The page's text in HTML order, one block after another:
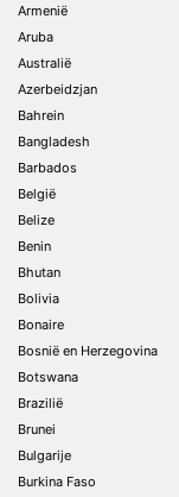
Armenië
Aruba
Australië
Azerbeidzjan
Bahrein
Bangladesh
Barbados
België
Belize
Benin
Bhutan
Bolivia
Bonaire
Bosnië en Herzegovina
Botswana
Brazilië
Brunei
Bulgarije
Burkina Faso